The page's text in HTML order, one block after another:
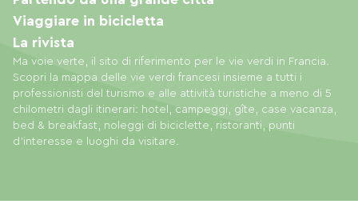
Ma voie verte, il sito di riferimento per le vie verdi in Francia.
Scopri la mappa delle vie verdi francesi insieme a tutti i
professionisti del turismo e alle attività turistiche a meno di 5
chilometri dagli itinerari: hotel, campeggi, gîte, case vacanza,
bed & breakfast, noleggi di biciclette, ristoranti, punti
d'interesse e luoghi da visitare.
Viaggiare in bicicletta
La rivista